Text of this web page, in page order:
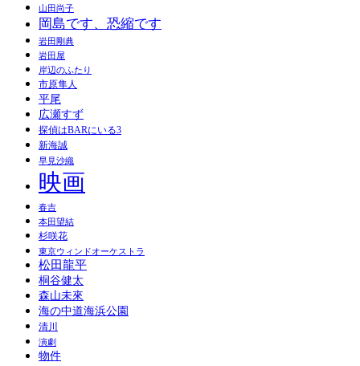
山田尚子
岡島です、恐縮です
岩田剛典
岩田屋
岸辺のふたり
市原隼人
平尾
広瀬すず
探偵はBARにいる3
新海誠
早見沙織
映画
春吉
本田望結
杉咲花
東京ウィンドオーケストラ
松田龍平
桐谷健太
森山未來
海の中道海浜公園
清川
演劇
物件